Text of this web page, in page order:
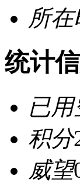
所
统计
已
积分
威望